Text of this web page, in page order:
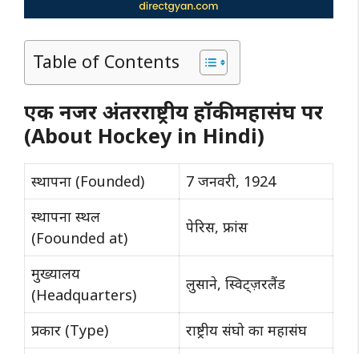
Table of Contents
एक नजर अंतरराष्ट्रीय हॉकी महासंघ पर
(About Hockey in Hindi)
स्थापना (Founded)
7 जनवरी, 1924
स्थापना स्थल
(Foounded at)
पेरिस, फ्रांस
मुख्यालय
(Headquarters)
लुसाने, स्विट्ज़रलैंड
प्रकार (Type) राष्ट्रीय संघो का महासंघ